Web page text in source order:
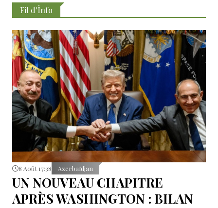
Fil d'İnfo
8 Août 17:38 Azerbaïdjan
UN NOUVEAU CHAPITRE
APRÈS WASHINGTON : BILAN